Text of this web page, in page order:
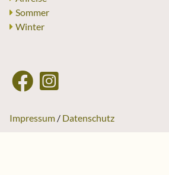
Sommer
Winter
Impressum Datenschutz